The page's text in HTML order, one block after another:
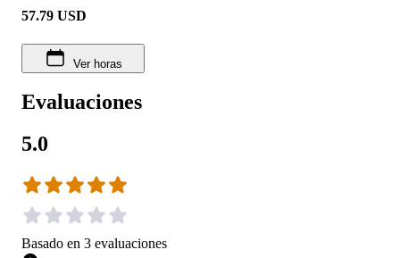
57.79 USD
Ver horas
Evaluaciones
5.0
Basado en 3 evaluaciones